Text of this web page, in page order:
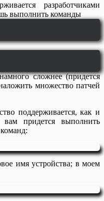
разработчиками
выполнить команды
сложнее (придется
множество патчей
поддерживается, как и
придется выполнить
имя устройства; в моем